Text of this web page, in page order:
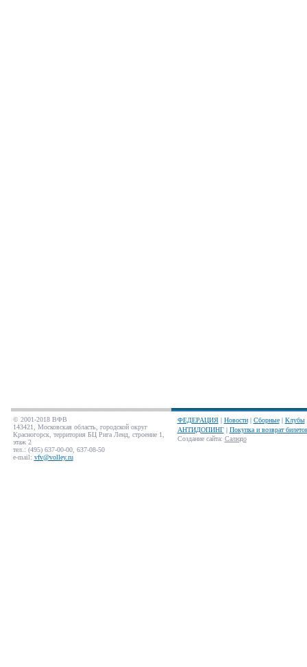
© 2001-2018 ВФВ
143421, Московская область, городской округ
Красногорск, территория БЦ Рига Ленд, строение 1,
этаж 2
тел.: (495) 637-00-00, 637-08-50
e-mail: vfv@volley.ru
ФЕДЕРАЦИЯ| Новости| Сборные| Клубы
АНТИДОПИНГ| Покупка и возврат
Создание сайта: Салюдо